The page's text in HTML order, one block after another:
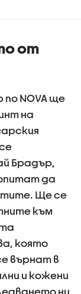
от
по NOVA ще
на
Брадър,
да
Ще се
към
която
върнат в
и кожени
ни